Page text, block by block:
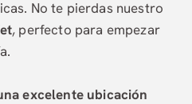
No te pierdas nuestro
, perfecto para empezar
excelente ubicación